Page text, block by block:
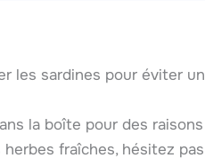
les sardines pour éviter
la boîte pour des
fraîches, hésitez